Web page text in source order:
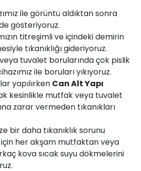
ile görüntü aldıktan sonra
gösteriyoruz.
titreşimli ve içindeki demirin
tıkanıklığı gideriyoruz.
tuvalet borularında çok pislik
ile boruları yıkıyoruz.
yapılırken Can Alt Yapı
kesinlikle mutfak veya tuvalet
zarar vermeden tıkanıkları
bir daha tıkanıklık sorunu
için her akşam mutfaktan veya
kova sıcak suyu dökmelerini